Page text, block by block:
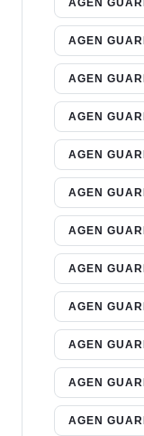
AGEN
AGEN
AGEN
AGEN
AGEN
AGEN
AGEN
AGEN
AGEN
AGEN
AGEN